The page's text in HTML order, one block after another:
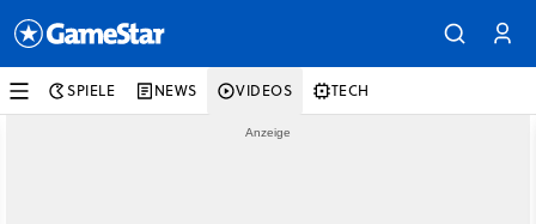
SPIELE NEWS VIDEOS TECH